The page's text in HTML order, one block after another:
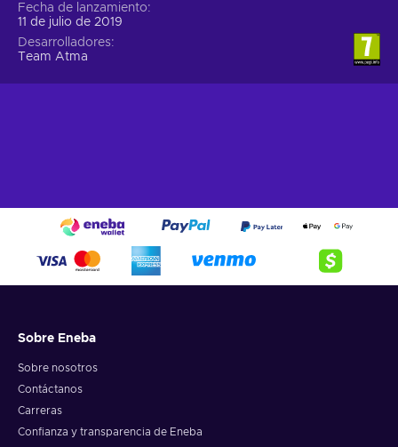
Fecha de lanzamiento
11 de julio de 2019
Desarrolladores
Team Atma
Sobre Eneba
Sobre nosotros
Contáctanos
Carreras
Confianza y transparencia de Eneba